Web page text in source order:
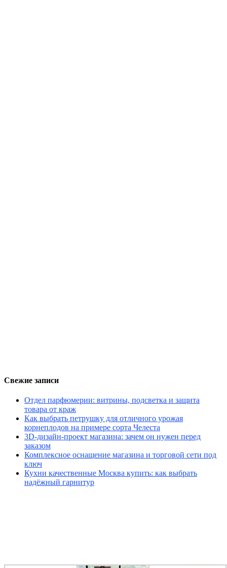
Свежие записи
Отдел парфюмерии: витрины, подсветка и защита
товара от краж
Как выбрать петрушку для отличного урожая
корнеплодов на примере сорта Челеста
3D-дизайн-проект магазина: зачем он нужен перед
заказом
Комплексное оснащение магазина и торговой сети под
ключ
Кухни качественные Москва купить: как выбрать
надёжный гарнитур